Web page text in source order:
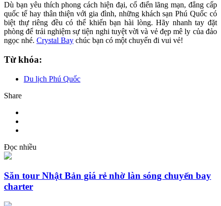
Dù bạn yêu thích phong cách hiện đại, cổ điển lãng mạn, đẳng cấp
quốc tế hay thân thiện với gia đình, những khách sạn Phú Quốc có
biệt thự riêng đều có thể khiến bạn hài lòng. Hãy nhanh tay đặt
phòng để trải nghiệm sự tiện nghi tuyệt vời và vẻ đẹp mê ly của đảo
ngọc nhé. Crystal Bay chúc bạn có một chuyến đi vui vẻ!
Từ khóa:
Du lịch Phú Quốc
Share
Đọc nhiều
Săn tour Nhật Bản giá rẻ nhờ làn sóng chuyến bay
charter